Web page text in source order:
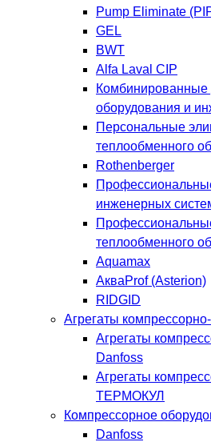
Pump Eliminate
GEL
BWT
Alfa Laval CIP
Комбинированные
оборудования и
Персональные
теплообменного
Rothenberger
инженерных
теплообменного
Aquamax
АкваProf (Asterion)
RIDGID
Агрегаты
Агрегаты
Danfoss
Агрегаты
ТЕРМОКУЛ
Компрессорное
Danfoss